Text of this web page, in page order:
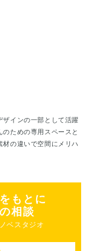
ザインの一部として活躍
ための専用スペースと
材の違いで空間にメリハ
もとに
相談
ベスタジオ